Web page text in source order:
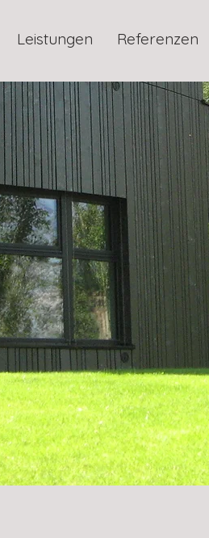
Leistungen Referenzen